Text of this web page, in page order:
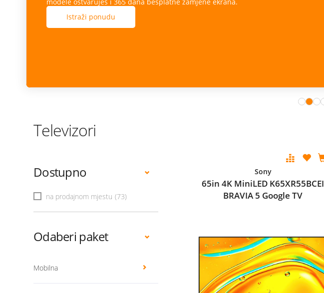
Istraži ponudu
Televizori
Dostupno
na prodajnom mjestu (73)
Odaberi paket
Mobilna
Sony
65in 4K MiniLED K65XR55BCEI
BRAVIA 5 Google TV